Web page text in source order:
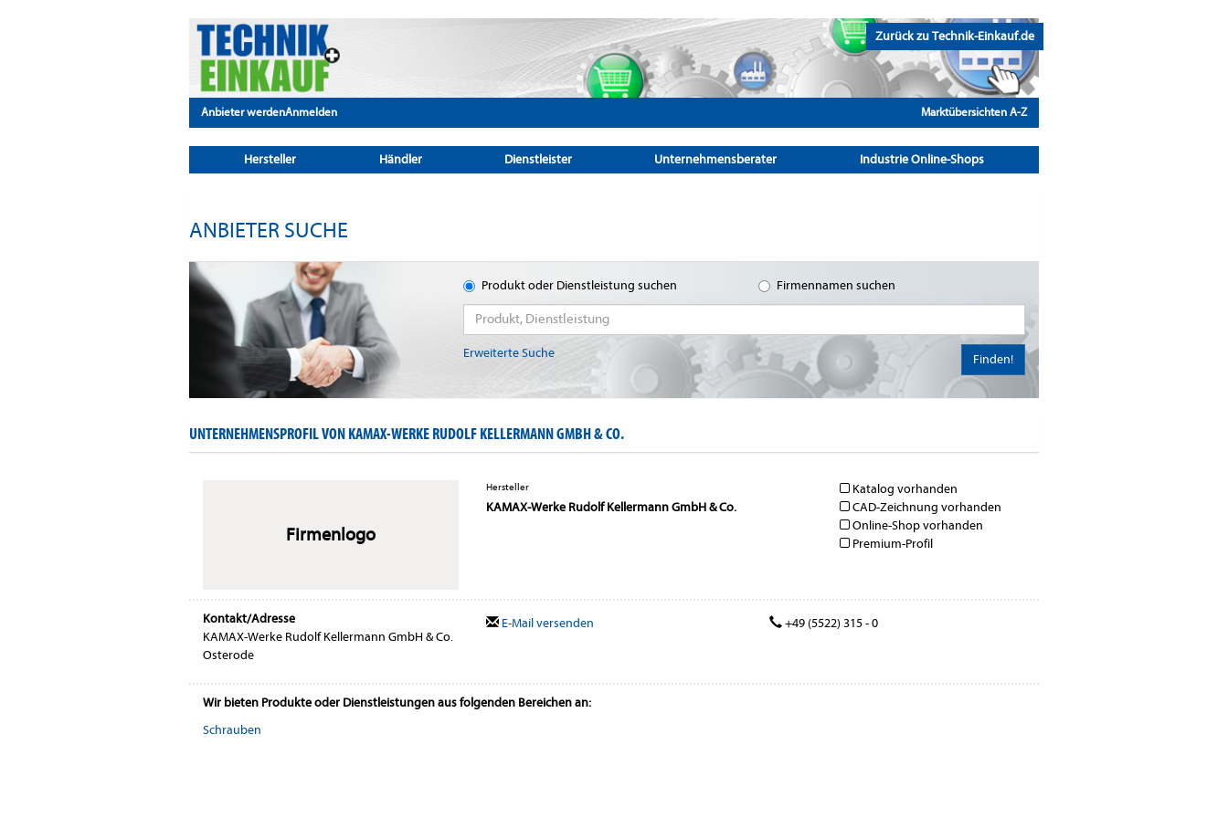
Zurück zu Technik-Einkauf.de
Anbieter werdenAnmelden Marktübersichten A-Z
Hersteller Händler Dienstleister Unternehmensberater Industrie Online-Shops
ANBIETER SUCHE
Produkt oder Dienstleistung suchen Firmennamen suchen
Erweiterte Suche Finden!
UNTERNEHMENSPROFIL VON KAMAX-WERKE RUDOLF KELLERMANN GMBH & CO.
Firmenlogo
Hersteller
KAMAX-Werke Rudolf Kellermann GmbH & Co.
Katalog vorhanden
CAD-Zeichnung vorhanden
Online-Shop vorhanden
Premium-Profil
Kontakt/Adresse
KAMAX-Werke Rudolf Kellermann GmbH & Co.
Osterode
E-Mail versenden +49 (5522) 315 - 0
Wir bieten Produkte oder Dienstleistungen aus folgenden Bereichen an:
Schrauben